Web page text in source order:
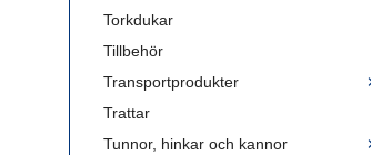
Torkdukar
Tillbehör
Transportprodukter
Trattar
Tunnor, hinkar och kannor